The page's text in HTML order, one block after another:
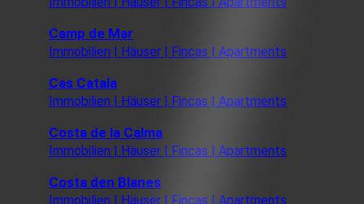
Camp de Mar
Immobilien | Häuser | Fincas | Apartments
Cas Catala
Immobilien | Häuser | Fincas | Apartments
Costa de la Calma
Immobilien | Häuser | Fincas | Apartments
Costa den Blanes
Immobilien | Häuser | Fincas | Apartments